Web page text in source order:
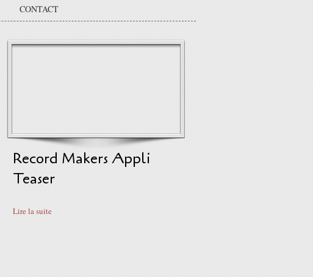
CONTACT
Record Makers Appli
Teaser
Lire la suite